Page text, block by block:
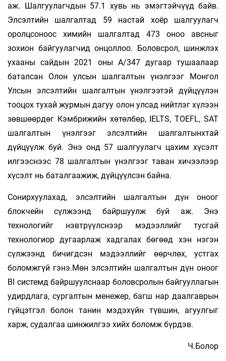
аж. Шалгуулагчдын 57.1 хувь нь эмэгтэйчүүд байв.
Элсэлтийн шалгалтад 59 настай хоёр шалгуулагч
оролцсоноос химийн шалгалтад 473 оноо авсныг
зохион байгуулагчид онцоллоо. Боловсрол, шинжлэх
ухааны сайдын 2021 оны А/347 дугаар тушаалаар
баталсан Олон улсын шалгалтын үнэлгээг Монгол
Улсын элсэлтийн шалгалтын үнэлгээтэй дүйцүүлэн
тооцох тухай журмын дагуу олон улсад нийтлэг хүлээн
зөвшөөрдөг Кэмбрижийн хөтөлбөр, IELTS, TOEFL, SAT
шалгалтын үнэлгээг элсэлтийн шалгалтынхтай
дүйцүүлж буй. Энэ онд 57 шалгуулагч цахим хүсэлт
илгээснээс 78 шалгалтын үнэлгээг таван хичээлээр
хүсэлт нь баталгаажиж, дүйцүүлсэн байна.
Сонирхуулахад, элсэлтийн шалгалтын дүн оноог
блокчейн сүлжээнд байршуулж буй аж. Энэ
технологийг нэвтрүүлснээр мэдээллийг тусгай
технологиор дугаарлаж хадгалах бөгөөд хэн нэгэн
сүлжээнд бичигдсэн мэдээллийг өөрчлөх, устгах
боломжгүй гэнэ.Мөн элсэлтийн шалгалтын дүн оноог
BI системд байршуулснаар боловсролын байгууллагын
удирдлага, сургалтын менежер, багш нар даалгаврын
гүйцэтгэл болон танин мэдэхүйн түвшин, агуулгыг
харж, судалгаа шинжилгээ хийх боломж бүрдэв.
Ч.Болор